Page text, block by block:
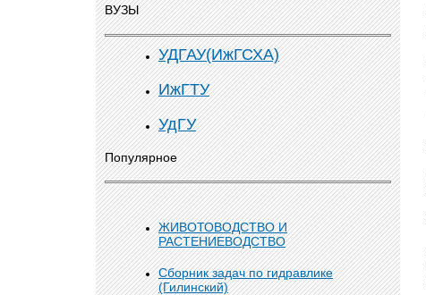
ВУЗЫ
УДГАУ(ИжГСХА)
ИжГТУ
УдГУ
Популярное
ЖИВОТОВОДСТВО И
РАСТЕНИЕВОДСТВО
Сборник задач по гидравлике
(Гилинский)